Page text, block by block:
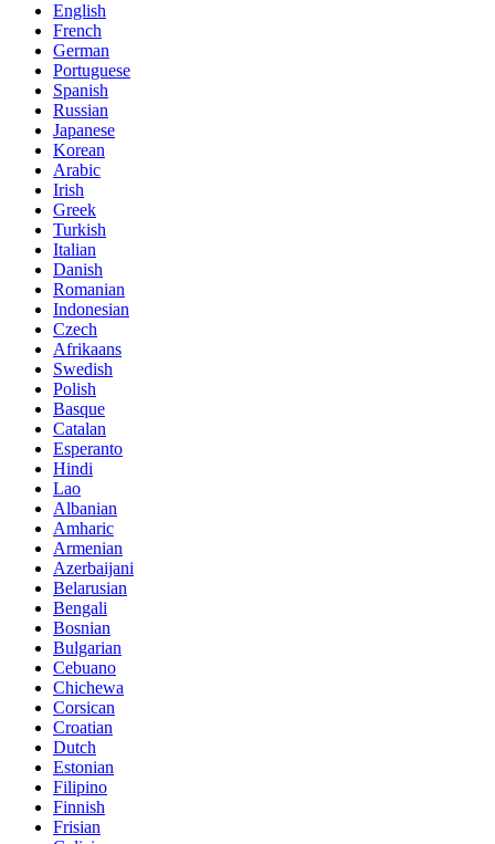
English
French
German
Portuguese
Spanish
Russian
Japanese
Korean
Arabic
Irish
Greek
Turkish
Italian
Danish
Romanian
Indonesian
Czech
Afrikaans
Swedish
Polish
Basque
Catalan
Esperanto
Hindi
Lao
Albanian
Amharic
Armenian
Azerbaijani
Belarusian
Bengali
Bosnian
Bulgarian
Cebuano
Chichewa
Corsican
Croatian
Dutch
Estonian
Filipino
Finnish
Frisian